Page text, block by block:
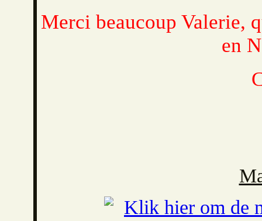
Merci beaucoup Valerie,
en